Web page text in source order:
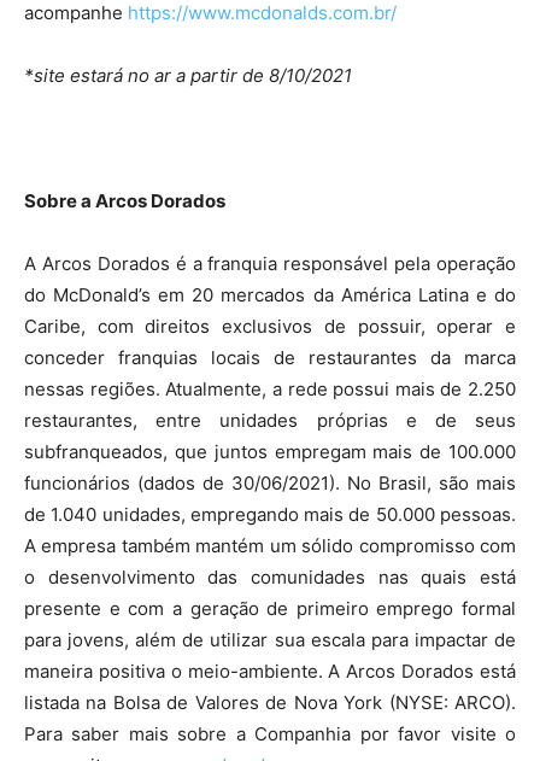
acompanhe https://www.mcdonalds.com.br/
*site estará no ar a partir de 8/10/2021
Sobre a Arcos Dorados
A Arcos Dorados é a franquia responsável pela operação
do McDonald’s em 20 mercados da América Latina e do
Caribe, com direitos exclusivos de possuir, operar e
conceder franquias locais de restaurantes da marca
nessas regiões. Atualmente, a rede possui mais de 2.250
restaurantes, entre unidades próprias e de seus
subfranqueados, que juntos empregam mais de 100.000
funcionários (dados de 30/06/2021). No Brasil, são mais
de 1.040 unidades, empregando mais de 50.000 pessoas.
A empresa também mantém um sólido compromisso com
o desenvolvimento das comunidades nas quais está
presente e com a geração de primeiro emprego formal
para jovens, além de utilizar sua escala para impactar de
maneira positiva o meio-ambiente. A Arcos Dorados está
listada na Bolsa de Valores de Nova York (NYSE: ARCO).
Para saber mais sobre a Companhia por favor visite o